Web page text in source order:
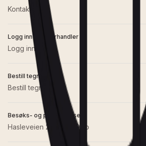
Kontakt oss
Logg inn som forhandler
Logg inn
Bestill tegnetime
Bestill tegnetime
Besøks- og postadresse
Hasleveien 28, 0571 Oslo